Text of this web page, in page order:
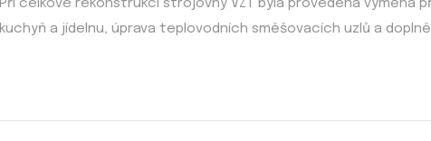
Při celkové rekonstrukci strojovny VZT byla provedena
kuchyň a jídelnu, úprava teplovodních směšovacích uzlů a